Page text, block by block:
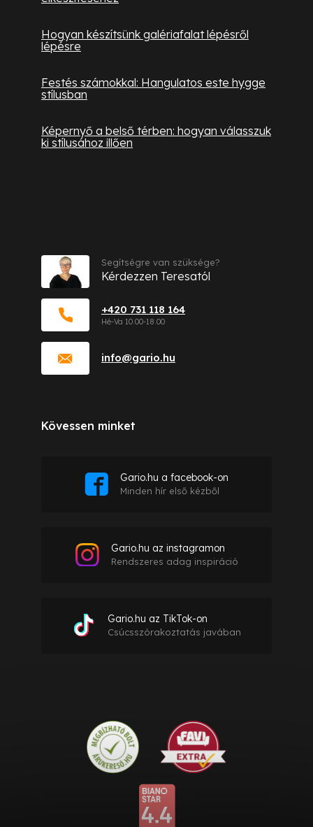
Hogyan készítsünk galériafalat lépésről
lépésre
Festés számokkal: Hangulatos este hygge
stílusban
Képernyő a belső térben: hogyan válasszuk
ki stílusához illően
info@gario.hu
+420 731 118 164
Segítségre van szüksége?
Kérdezzen Teresatól
Kövessen minket
Gario.hu a facebook-on
Minden hír első kézből
Gario.hu az instagramon
Rendszeres adag inspiráció
Gario.hu az TikTok-on
Csúcsszórakoztatás javában